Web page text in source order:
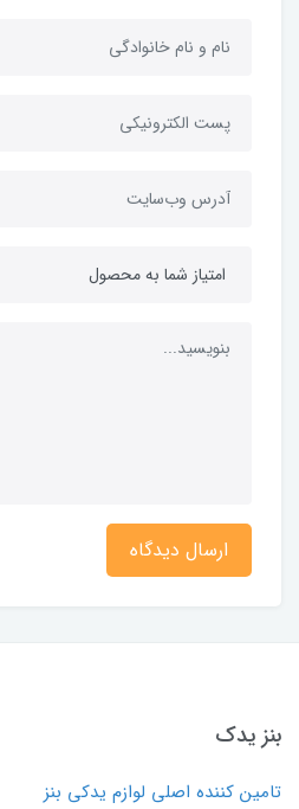
ارسال دیدگاه
بنز یدک
تامین کننده اصلی لوازم یدکی بنز